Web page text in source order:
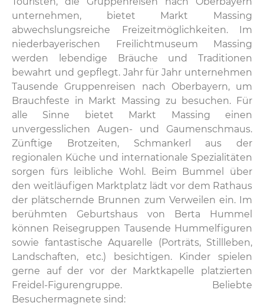
unternehmen, bietet Markt Massing
abwechslungsreiche Freizeitmöglichkeiten. Im
niederbayerischen Freilichtmuseum Massing
werden lebendige Bräuche und Traditionen
bewahrt und gepflegt. Jahr für Jahr unternehmen
Tausende Gruppenreisen nach Oberbayern, um
Brauchfeste in Markt Massing zu besuchen. Für
alle Sinne bietet Markt Massing einen
unvergesslichen Augen- und Gaumenschmaus.
Zünftige Brotzeiten, Schmankerl aus der
regionalen Küche und internationale Spezialitäten
sorgen fürs leibliche Wohl. Beim Bummel über
den weitläufigen Marktplatz lädt vor dem Rathaus
der plätschernde Brunnen zum Verweilen ein. Im
berühmten Geburtshaus von Berta Hummel
können Reisegruppen Tausende Hummelfiguren
sowie fantastische Aquarelle (Porträts, Stillleben,
Landschaften, etc.) besichtigen. Kinder spielen
gerne auf der vor der Marktkapelle platzierten
Freidel-Figurengruppe. Beliebte
Besuchermagnete sind: